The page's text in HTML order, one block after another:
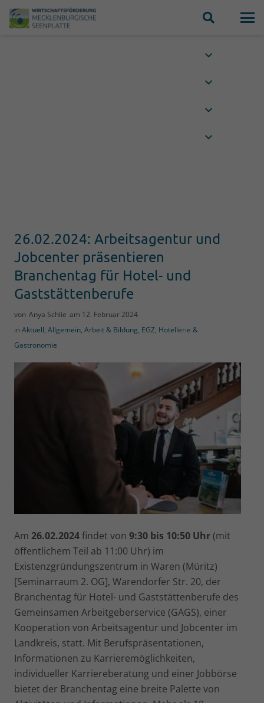
26.02.2024: Arbeitsagentur und
Jobcenter präsentieren
Branchentag für Hotel- und
Gaststättenberufe
von Anya Schlie am 12. Februar 2024
inAktuell, Allgemein, Arbeit & Bildung, EGZ, Hotellerie &
Gastronomie
Am 26.02.2024findet von 9:30 bis 10:50 Uhr (mit
öffentlichem Teil ab 11:00 Uhr) im
Existenzgründungszentrum in Waren (Müritz)
[Seminarraum 2. OG], Warendorfer Str. 20, der
Branchentag für Hotel- und Gaststättenberufe des
Gemeinsamen Arbeitgeberservice (GAGS), einer
Kooperation von Arbeitsagentur und Jobcenter im
Landkreis, statt. Mit Berufspräsentationen,
Informationen zu Karrieremöglichkeiten,
individueller Karriereberatung und einer Jobbörse
bietet der Branchentag eine breite Palette von